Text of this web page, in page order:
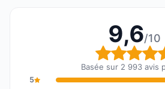
9,6/10
Note
Basée sur 2 993 avis
5